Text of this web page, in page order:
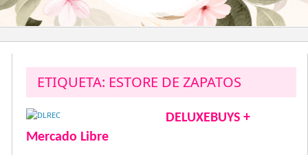
ETIQUETA: ESTORE DE ZAPATOS
DELUXEBUYS +
Mercado Libre